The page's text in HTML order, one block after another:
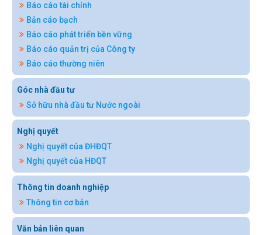
Báo cáo tài chính
Bản cáo bạch
Báo cáo phát triển bền vững
Báo cáo quản trị của Công ty
Báo cáo thường niên
Góc nhà đầu tư
Sở hữu nhà đầu tư Nước ngoài
Nghị quyết
Nghị quyết của ĐHĐQT
Nghị quyết của HĐQT
Thông tin doanh nghiệp
Thông tin cơ bản
Văn bản liên quan